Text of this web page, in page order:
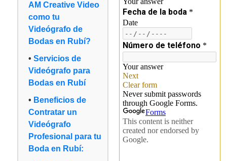
AM Creative Video
como tu
Videógrafo de
Bodas en Rubí?
Servicios de
Videógrafo para
Bodas en Rubí
Beneficios de
Contratar un
Videógrafo
Profesional para tu
Boda en Rubí: